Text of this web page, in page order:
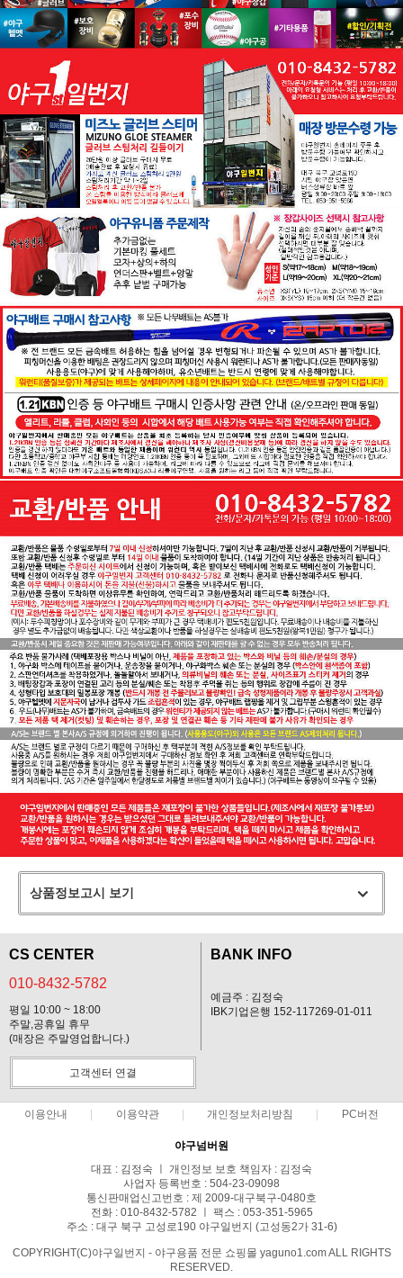
상품정보고시 보기
CS CENTER
010-8432-5782
평일 10:00 ~ 18:00
주말,공휴일 휴무
(매장은 주말영업합니다.)
BANK INFO
예금주 : 김정숙
IBK기업은행 152-117269-01-011
고객센터 연결
이용안내 이용약관 개인정보처리방침 PC버전
야구넘버원
대표 : 김정숙 ㅣ 개인정보 보호 책임자 : 김정숙
사업자 등록번호 : 504-23-09098
통신판매업신고번호 : 제 2009-대구북구-0480호
전화 : 010-8432-5782 ㅣ 팩스 : 053-351-5965
주소 : 대구 북구 고성로190 야구일번지 (고성동2가 31-6)
COPYRIGHT(C)야구일번지 - 야구용품 전문 쇼핑몰 yaguno1.com ALL RIGHTS
RESERVED.